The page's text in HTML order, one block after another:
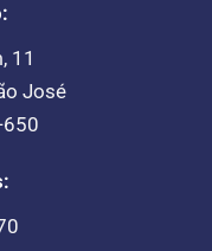
11
José
650